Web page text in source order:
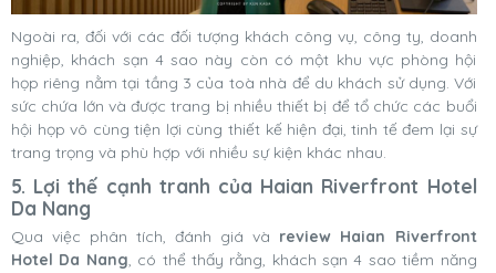
Ngoài ra, đối với các đối tượng khách công vụ, công ty, doanh
nghiệp, khách sạn 4 sao này còn có một khu vực phòng hội
họp riêng nằm tại tầng 3 của toà nhà để du khách sử dụng. Với
sức chứa lớn và được trang bị nhiều thiết bị để tổ chức các buổi
hội họp vô cùng tiện lợi cùng thiết kế hiện đại, tinh tế đem lại sự
trang trọng và phù hợp với nhiều sự kiện khác nhau.
5. Lợi thế cạnh tranh của Haian Riverfront Hotel
Da Nang
Qua việc phân tích, đánh giá và review Haian Riverfront
Hotel Da Nang, có thể thấy rằng, khách sạn 4 sao tiềm năng